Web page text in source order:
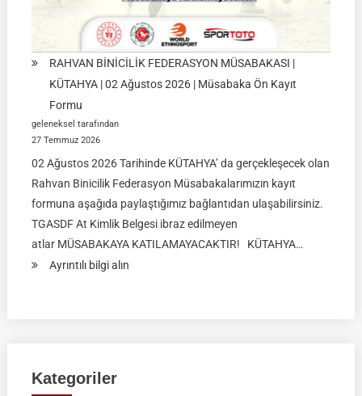
RAHVAN BİNİCİLİK FEDERASYON MÜSABAKASI |
KÜTAHYA | 02 Ağustos 2026 | Müsabaka Ön Kayıt
Formu
geleneksel tarafından
27 Temmuz 2026
02 Ağustos 2026 Tarihinde KÜTAHYA’ da gerçekleşecek olan
Rahvan Binicilik Federasyon Müsabakalarımızın kayıt
formuna aşağıda paylaştığımız bağlantıdan ulaşabilirsiniz.
TGASDF At Kimlik Belgesi ibraz edilmeyen
atlar MÜSABAKAYA KATILAMAYACAKTIR! KÜTAHYA…
Ayrıntılı bilgi alın:
Kategoriler